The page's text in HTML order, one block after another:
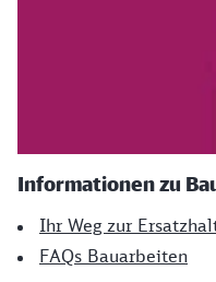
Informationen zu
Ihr Weg zur
FAQs Bauarbeiten